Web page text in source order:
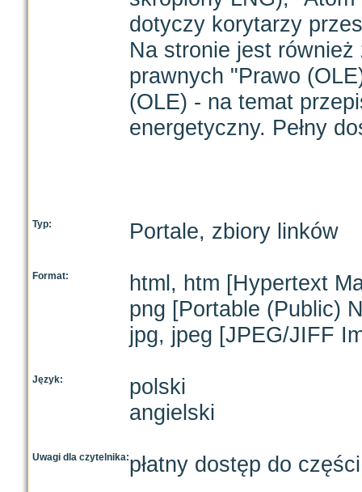
dotyczy korytarzy
Na stronie jest również
prawnych "Prawo
(OLE) - na temat
energetyczny. Pełny
Typ: Portale, zbiory linków
Format:
html, htm [Hypertext
png [Portable (Public)
jpg, jpeg [JPEG/JIFF
Język:
polski
angielski
Uwagi dla czytelnika:płatny dostęp do